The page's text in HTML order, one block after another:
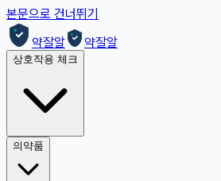
본문으로 건너뛰기
약잘알
약잘알
상호작용 체크
의약품